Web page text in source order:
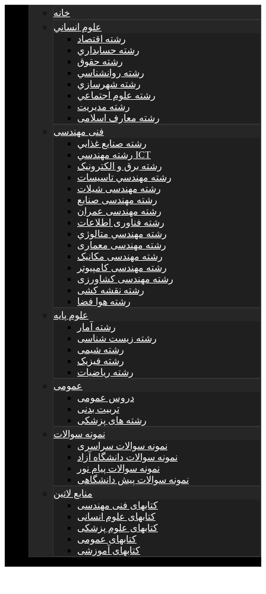
خانه
علوم انساني
رشته اقتصاد
رشته حسابداري
رشته حقوق
رشته روانشناسي
رشته شهرسازي
رشته علوم اجتماعي
رشته مديريت
رشته معارف اسلامی
فنی مهندسی
رشته صنايع غذايي
رشته مهندسي ICT
رشته برق و الکترونيک
رشته مهندسي تاسيسات
رشته مهندسی شیلات
رشته مهندسی صنایع
رشته مهندسی عمران
رشته فناوری اطلاعات
رشته مهندسي متالوژي
رشته مهندسی معماری
رشته مهندسی مکانیک
رشته مهندسی کامپیوتر
رشته مهندسی کشاورزی
رشته نقشه کشی
رشته هوا فضا
علوم پایه
رشته آمار
رشته زیست شناسی
رشته شیمی
رشته فیزیک
رشته ریاضیات
عمومی
دروس عمومی
تربیت بدنی
رشته های پزشکی
نمونه سوالات
نمونه سوالات سراسری
نمونه سوالات دانشگاه آزاد
نمونه سوالات پیام نور
نمونه سوالات پیش دانشگاهی
منابع لاتین
کتابهای فنی مهندسی
کتابهای علوم انسانی
کتابهای علوم پزشکی
کتابهای عمومی
کتابهای آموزشی